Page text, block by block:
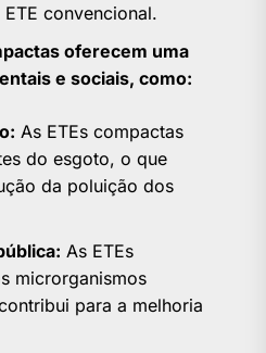
convencional.
oferecem uma
e sociais, como:
As ETEs compactas
do esgoto, o que
da poluição dos
As ETEs
microrganismos
para a melhoria